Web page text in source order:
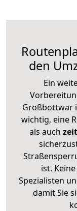
den
Ein
Großbottwar
wichtig, eine
als auch
ist.
Spezialisten
damit Sie